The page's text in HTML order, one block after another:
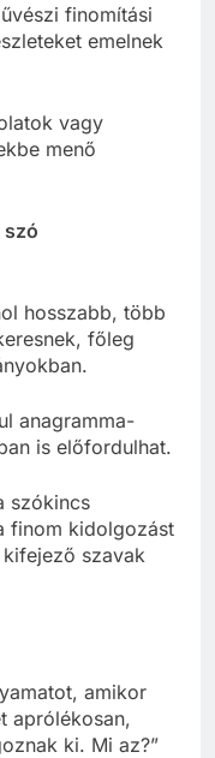
finomítási
emelnek
vagy
menő
szó
hosszabb, több
főleg
anagramma-
is előfordulhat.
szókincs
finom kidolgozást
szavak
amikor
aprólékosan,
ki. Mi az?”